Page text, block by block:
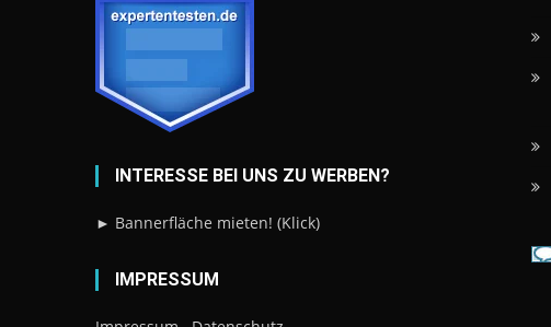
INTERESSE BEI UNS ZU WERBEN?
► Bannerfläche mieten! (Klick)
IMPRESSUM